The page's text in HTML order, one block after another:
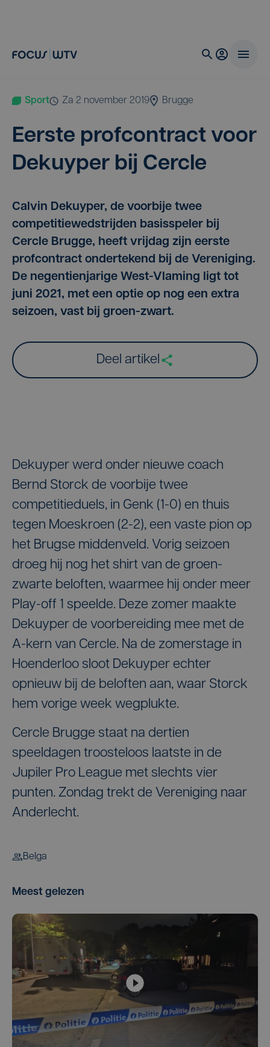
Sport za 2 november 2019 Brugge
Eer­ste prof­con­tract voor
Dekuy­per bij Cercle
Calvin Dekuyper, de voorbije twee
competitiewedstrijden basisspeler bij
Cercle Brugge, heeft vrijdag zijn eerste
profcontract ondertekend bij de Vereniging.
De negentienjarige West-Vlaming ligt tot
juni 2021, met een optie op nog een extra
seizoen, vast bij groen-zwart.
Deel artikel
Dekuyper werd onder nieuwe coach
Bernd Storck de voorbije twee
competitieduels, in Genk (1-0) en thuis
tegen Moeskroen (2-2), een vaste pion op
het Brugse middenveld. Vorig seizoen
droeg hij nog het shirt van de groen-
zwarte beloften, waarmee hij onder meer
Play-off 1 speelde. Deze zomer maakte
Dekuyper de voorbereiding mee met de
A-kern van Cercle. Na de zomerstage in
Hoenderloo sloot Dekuyper echter
opnieuw bij de beloften aan, waar Storck
hem vorige week wegplukte.
Cercle Brugge staat na dertien
speeldagen troosteloos laatste in de
Jupiler Pro League met slechts vier
punten. Zondag trekt de Vereniging naar
Anderlecht.
Belga
Meest gelezen